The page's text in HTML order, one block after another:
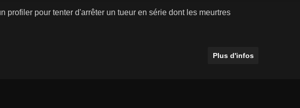
profiler pour tenter d'arrêter un tueur en série dont les meurtres
Plus d'infos